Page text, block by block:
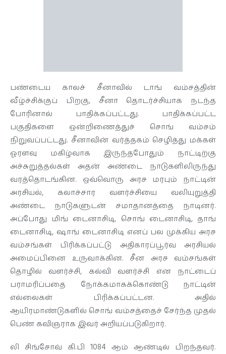
பண்டைய காலச் சீனாவில் டாங் வம்சத்தின்
வீழ்ச்சிக்குப் பிறகு, சீனா தொடர்ச்சியாக நடந்த
போரினால் பாதிக்கப்பட்டது. பாதிக்கப்பட்ட
பகுதிகளை ஒன்றிணைத்துச் சொங் வம்சம்
நிறுவப்பட்டது. சீனாவின் வர்த்தகம் செழித்து மக்கள்
ஓரளவு மகிழ்வாக இருந்தபோதும் நாட்டிற்கு
அச்சுறுத்தல்கள் அதன் அண்டை நாடுகளிலிருந்து
வரத்தொடங்கின. ஒவ்வொரு அரச மரபும் நாட்டின்
அரசியல், கலாச்சார வளர்ச்சியை வலியுறுத்தி
அண்டை நாடுகளுடன் சமாதானத்தை நாடினர்.
அப்போது மிங் டைனாசிடி, சொங் டைனாசிடி, தாங்
டைனாசிடி, ஷாங் டைனாசிடி எனப் பல முக்கிய அரச
வம்சங்கள் பிரிக்கப்பட்டு அதிகாரப்பூர்வ அரசியல்
அமைப்பினை உருவாக்கின. சீன அரச வம்சங்கள்
தொழில் வளர்ச்சி, கல்வி வளர்ச்சி என நாட்டைப்
பராமரிப்பதை நோக்கமாகக்கொண்டு நாட்டின்
எல்லைகள் பிரிக்கப்பட்டன. அதில்
ஆயிரமாண்டுகளில் சொங் வம்சத்தைச் சேர்ந்த முதல்
பெண் கவிஞராக இவர் அறியப்படுகிறார்.
லி சிங்சோவ் கி.பி 1084 ஆம் ஆண்டில் பிறந்தவர்.